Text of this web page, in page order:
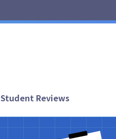
Student Reviews